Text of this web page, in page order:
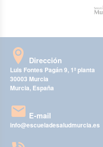
Dirección
Luis Fontes Pagán 9, 1ª planta
30003 Murcia
Murcia, España
E-mail
info@escueladesaludmurcia.es